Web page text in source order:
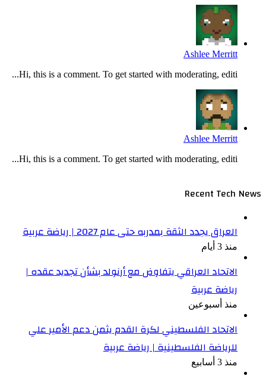
Ashlee Merritt
Hi, this is a comment. To get started with moderating, editi...
Ashlee Merritt
Hi, this is a comment. To get started with moderating, editi...
Recent Tech News
العراق يجدد الثقة بمدربه حتى عام 2027 | رياضة عربية
منذ 3 أيام
الاتحاد العراقي يتفاوض مع أرنولد بشأن تجديد عقده |
رياضة عربية
منذ أسبوعين
الاتحاد الفلسطيني لكرة القدم يثمن دعم الأمير علي
للرياضة الفلسطينية | رياضة عربية
منذ 3 أسابيع